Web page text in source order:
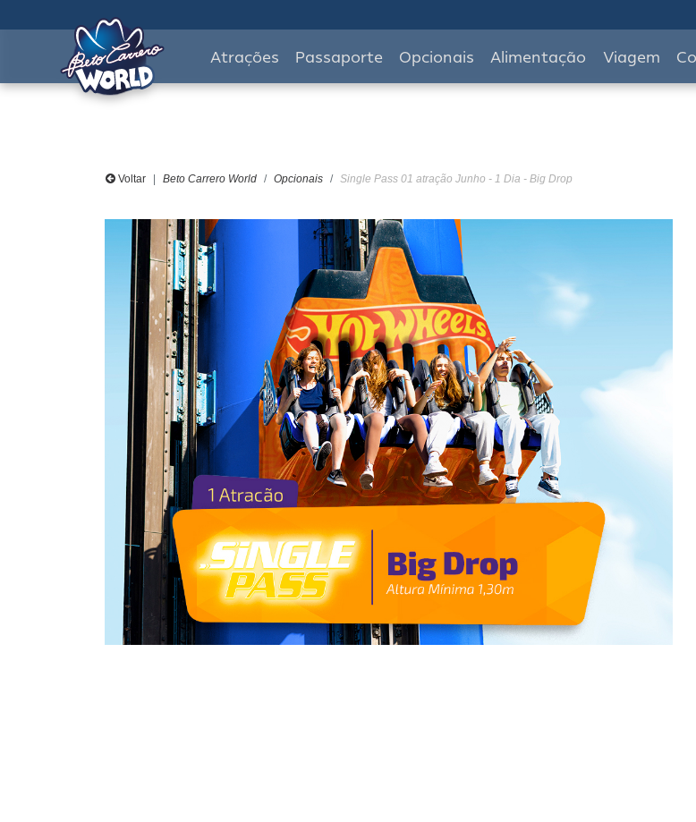
Atrações Passaporte Opcionais Alimentação Viagem
Voltar Beto Carrero World Opcionais Single Pass 01 atração Junho - 1 Dia - Big Drop